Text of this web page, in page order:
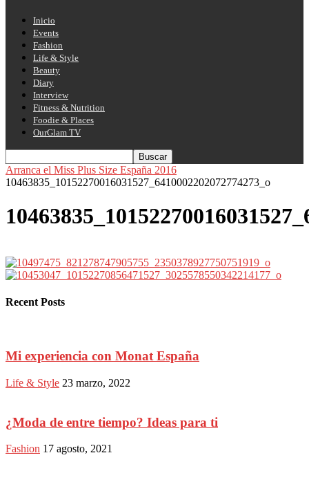
Inicio
Events
Fashion
Life & Style
Beauty
Diary
Interview
Fitness & Nutrition
Foodie & Places
OurGlam TV
Arranca el Miss Plus Size España 2016
10463835_10152270016031527_6410002202072774273_o
Recent Posts
Mi experiencia con Monat España
Life & Style 23 marzo, 2022
¿Moda de entre tiempo? Ideas para ti
Fashion 17 agosto, 2021